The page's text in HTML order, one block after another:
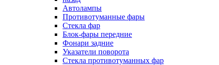
Автолампы
Противотуманные фары
Стекла фар
Блок-фары передние
Фонари задние
Указатели поворота
Стекла противотуманных фар